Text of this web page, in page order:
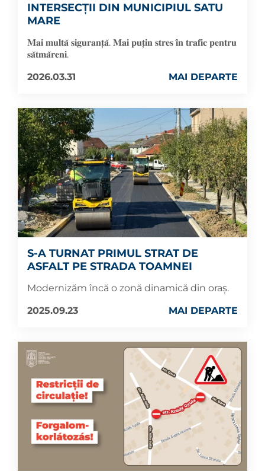
INTERSECȚII DIN MUNICIPIUL SATU
MARE
𝐌𝐚𝐢 𝐦𝐮𝐥𝐭𝐚̆ 𝐬𝐢𝐠𝐮𝐫𝐚𝐧𝐭̦𝐚̆. 𝐌𝐚𝐢 𝐩𝐮𝐭̦𝐢𝐧 𝐬𝐭𝐫𝐞𝐬 𝐢̂𝐧 𝐭𝐫𝐚𝐟𝐢𝐜 𝐩𝐞𝐧𝐭𝐫𝐮
𝐬𝐚̆𝐭𝐦𝐚̆𝐫𝐞𝐧𝐢.
2026.03.31
MAI DEPARTE
S-A TURNAT PRIMUL STRAT DE
ASFALT PE STRADA TOAMNEI
Modernizăm încă o zonă dinamică din oraș.
2025.09.23
MAI DEPARTE